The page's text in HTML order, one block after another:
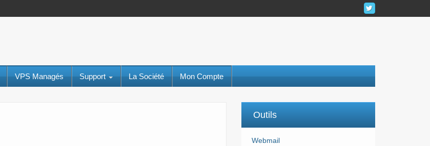
VPS Managés Support La Société Mon Compte
Outils
Webmail